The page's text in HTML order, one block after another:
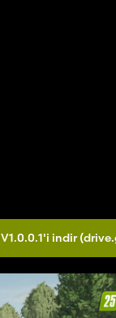
V1.0.0.1'i indir